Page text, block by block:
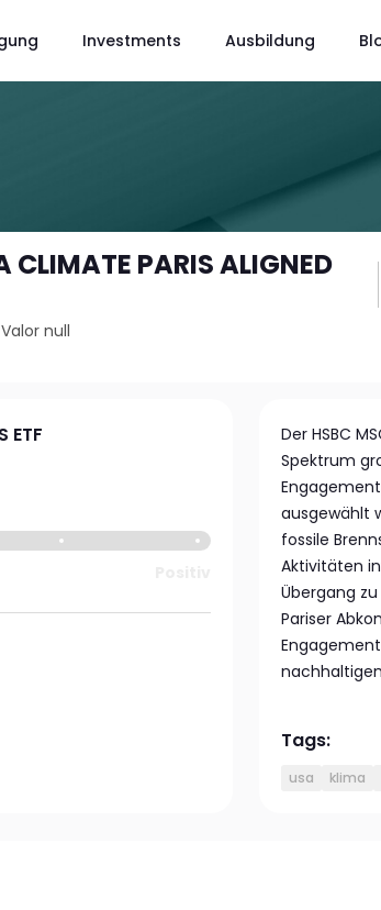
Investments Ausbildung
CLIMATE PARIS ALIGNED
Valor null
ETF
Der HSBC
Spektrum
ausgewählt
fossile
Aktivitäten
Übergang
Pariser
Tags:
usa klima